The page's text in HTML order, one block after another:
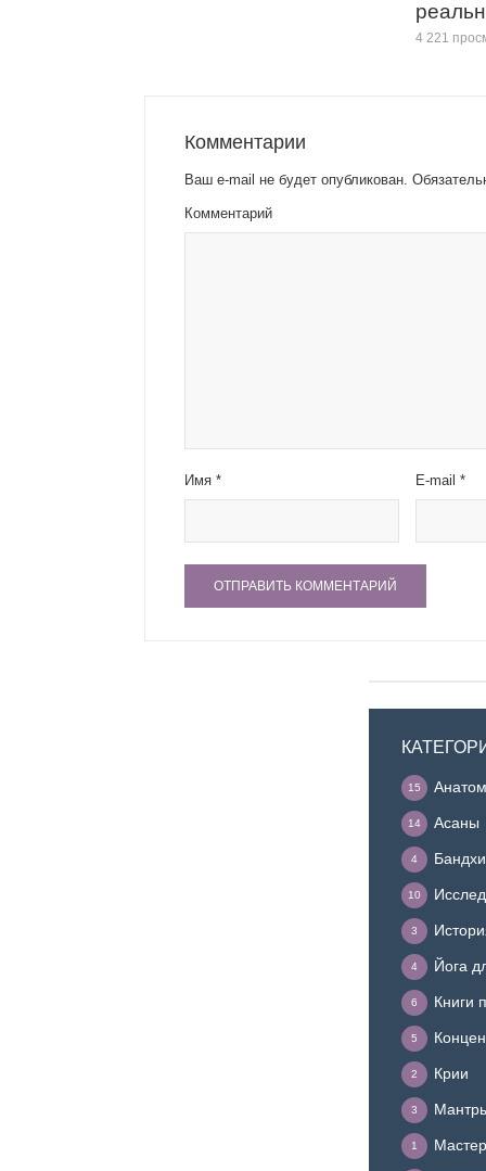
4 221
Комментарии
Ваш e-mail не будет опубликован.
Комментарий
Имя * E-mail*
15
Асаны
14
Бандхи
4
10
3
Йога
4
Книги
6
5
Крии
2
3
1